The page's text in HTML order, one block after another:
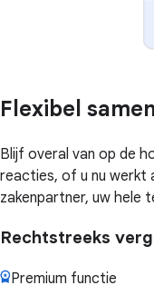
Flexibel
Blijf overal van op de
reacties, of u nu werkt
zakenpartner, uw
Rechtstreeks
Premium functie